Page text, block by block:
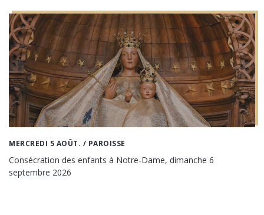
MERCREDI 5 AOÛT. / PAROISSE
Consécration des enfants à Notre-Dame, dimanche 6
septembre 2026